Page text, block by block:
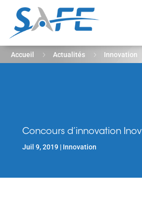
Accueil 5 Actualités 5 Innovation
Concours d’innovation Inov
Juil 9, 2019 Innovation